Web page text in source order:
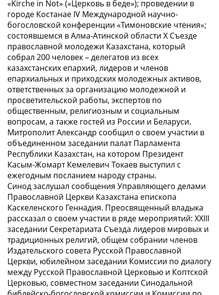
«Kirche in Not» («Церковь в беде»); проведении в
городе Костанае IV Международной научно-
богословской конференции «Тимоновские чтения»;
состоявшемся в Алма-Атинской области Х Съезде
православной молодежи Казахстана, который
собрал 200 человек – делегатов из всех
казахстанских епархий, лидеров и членов
епархиальных и приходских молодежных активов,
ответственных за организацию молодежной и
просветительской работы, экспертов по
общественным, религиозным и социальным
вопросам, а также гостей из России и Беларуси.
Митрополит Александр сообщил о своем участии в
объединенном заседании палат Парламента
Республики Казахстан, на котором Президент
Касым-Жомарт Кемелевич Токаев выступил с
ежегодным посланием народу страны.
Синод заслушал сообщения Управляющего делами
Православной Церкви Казахстана епископа
Каскеленского Геннадия. Преосвященный владыка
рассказал о своем участии в ряде мероприятий: XXIII
заседании Секретариата Съезда лидеров мировых и
традиционных религий, общем собрании членов
Издательского совета Русской Православной
Церкви, юбилейном заседании Комиссии по диалогу
между Русской Православной Церковью и Коптской
Церковью, совместном заседании Синодальной